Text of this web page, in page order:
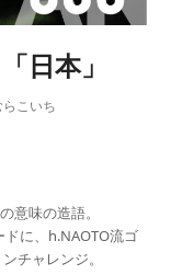
日本」
こいち
意味の造語。
に、h.NAOTO流ゴ
チャレンジ。